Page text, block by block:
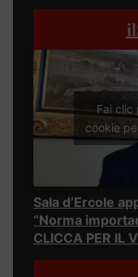
Fai clic
cookie
Sala d’Ercole
“Norma
CLICCA PER IL